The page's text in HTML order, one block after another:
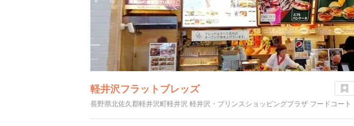
軽井沢フラットブレッズ
長野県北佐久郡軽井沢町軽井沢 軽井沢・プリンスショッピングプラザ フードコート